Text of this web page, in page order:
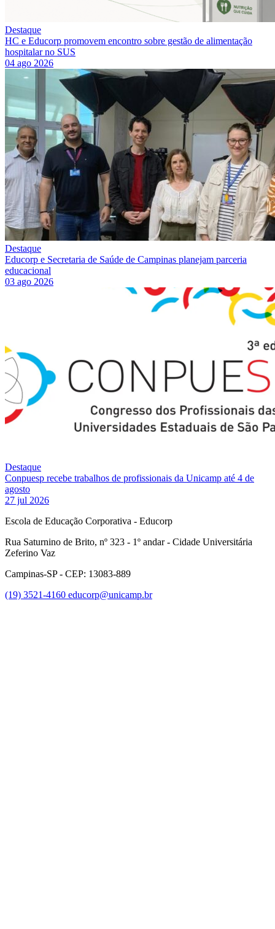
Destaque
HC e Educorp promovem encontro sobre gestão de alimentação
hospitalar no SUS
04 ago 2026
Destaque
Educorp e Secretaria de Saúde de Campinas planejam parceria
educacional
03 ago 2026
Destaque
Conpuesp recebe trabalhos de profissionais da Unicamp até 4 de
agosto
27 jul 2026
Escola de Educação Corporativa - Educorp
Rua Saturnino de Brito, nº 323 - 1º andar - Cidade Universitária
Zeferino Vaz
Campinas-SP - CEP: 13083-889
(19) 3521-4160 educorp@unicamp.br